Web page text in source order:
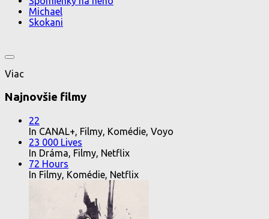
Michael
Skokani
Viac
Najnovšie filmy
22
In CANAL+, Filmy, Komédie, Voyo
23 000 Lives
In Dráma, Filmy, Netflix
72 Hours
In Filmy, Komédie, Netflix